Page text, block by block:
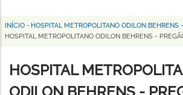
Horizonte
Trilha
navegação
INÍCIO - HOSPITAL METROPOLITANO ODILON BEHRENS -
HOSPITAL METROPOLITANO ODILON BEHRENS -
HOSPITAL